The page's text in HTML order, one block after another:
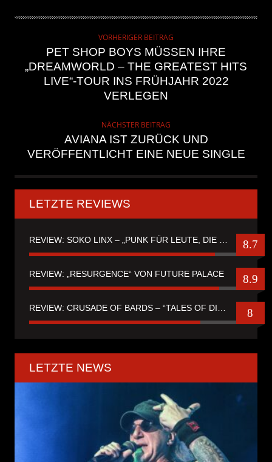
VORHERIGER BEITRAG
PET SHOP BOYS MÜSSEN IHRE
„DREAMWORLD – THE GREATEST HITS
LIVE“-TOUR INS FRÜHJAHR 2022
VERLEGEN
NÄCHSTER BEITRAG
AVIANA IST ZURÜCK UND
VERÖFFENTLICHT EINE NEUE SINGLE
LETZTE REVIEWS
8.7
REVIEW: „RESURGENCE“ VON FUTURE PALACE 8.9
8
LETZTE NEWS